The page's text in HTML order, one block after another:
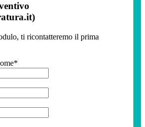
ti ricontatteremo il prima
*